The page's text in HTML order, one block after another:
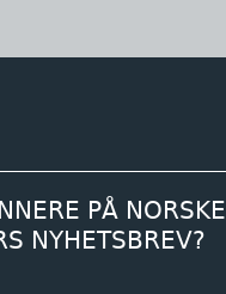
PÅ NORSKE
NYHETSBREV?